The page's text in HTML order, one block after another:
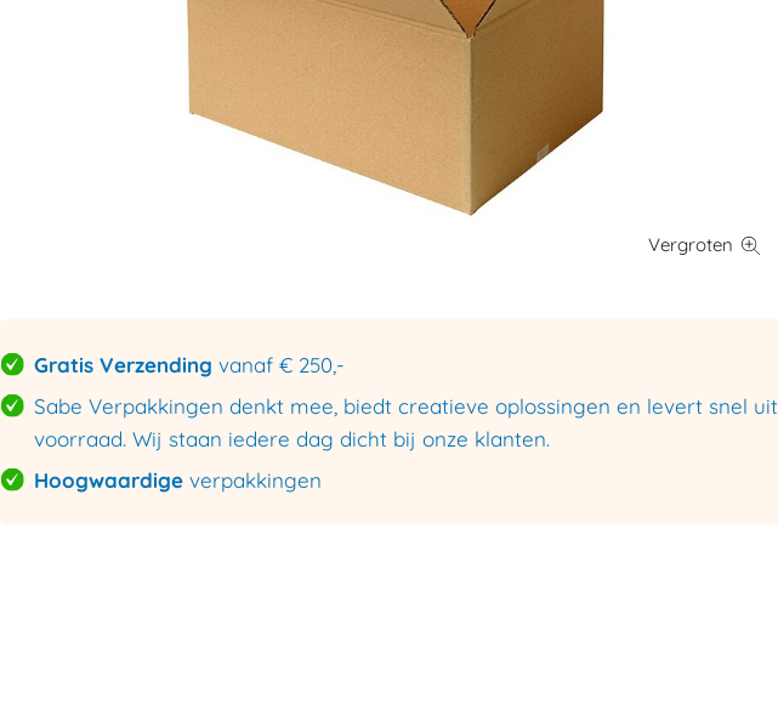
Gratis Verzending vanaf € 250,-
Sabe Verpakkingen denkt mee, biedt creatieve oplossingen en levert snel uit
voorraad. Wij staan iedere dag dicht bij onze klanten.
Hoogwaardige verpakkingen